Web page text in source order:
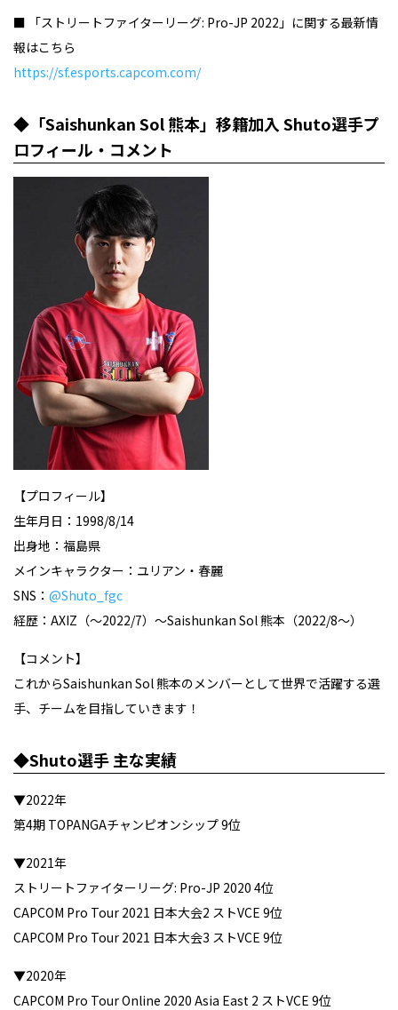
■ 「ストリートファイターリーグ: Pro-JP 2022」に関する最新情
報はこちら
https://sf.esports.capcom.com/
◆「Saishunkan Sol 熊本」移籍加入 Shuto選手プ
ロフィール・コメント
【プロフィール】
生年月日：1998/8/14
出身地：福島県
メインキャラクター：ユリアン・春麗
SNS： @Shuto_fgc
経歴：AXIZ（～2022/7）～Saishunkan Sol 熊本（2022/8～）
【コメント】
これからSaishunkan Sol 熊本のメンバーとして世界で活躍する選
手、チームを目指していきます！
◆Shuto選手 主な実績
▼2022年
第4期 TOPANGAチャンピオンシップ 9位
▼2021年
ストリートファイターリーグ: Pro-JP 2020 4位
CAPCOM Pro Tour 2021 日本大会2 ストVCE 9位
CAPCOM Pro Tour 2021 日本大会3 ストVCE 9位
▼2020年
CAPCOM Pro Tour Online 2020 Asia East 2 ストVCE 9位